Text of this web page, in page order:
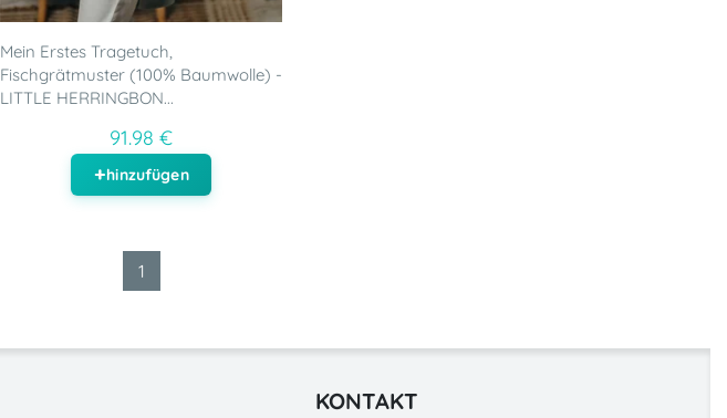
Mein Erstes Tragetuch,
Fischgrätmuster (100% Baumwolle) -
LITTLE HERRINGBON...
91.98 €
hinzufügen
1
KONTAKT